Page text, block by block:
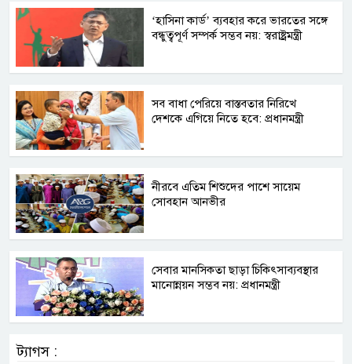
‘হাসিনা কার্ড’ ব্যবহার করে ভারতের সঙ্গে
বন্ধুত্বপূর্ণ সম্পর্ক সম্ভব নয়: স্বরাষ্ট্রমন্ত্রী
সব বাধা পেরিয়ে বাস্তবতার নিরিখে
দেশকে এগিয়ে নিতে হবে: প্রধানমন্ত্রী
নীরবে এতিম শিশুদের পাশে সায়েম
সোবহান আনভীর
সেবার মানসিকতা ছাড়া চিকিৎসাব্যবস্থার
মানোন্নয়ন সম্ভব নয়: প্রধানমন্ত্রী
ট্যাগস :